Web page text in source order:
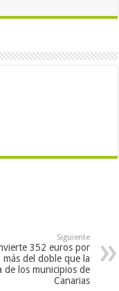
Siguiente
352 euros por
más del doble que la
de los municipios de
Canarias